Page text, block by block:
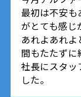
最初は不安
がとても感じ
あれよあれよ
間もたたずに
社長にスタッ
した。